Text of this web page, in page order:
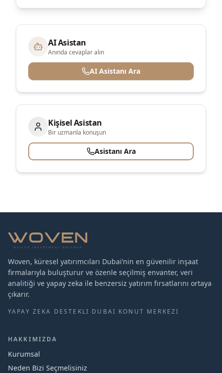
AI Asistan
Anında cevaplar alın
AI Asistanı Ara
Kişisel Asistan
Bir uzmanla konuşun
Asistanı Ara
Woven, küresel yatırımcıları Dubai’nin en güvenilir inşaat
firmalarıyla buluşturur ve özenle seçilmiş envanter, veri
analitiği ve yapay zeka ile benzersiz yatırım fırsatlarını ortaya
çıkarır.
YAPAY ZEKA DESTEKLI DUBAI KONUT MERKEZI
HAKKIMIZDA
Kurumsal
Neden Bizi Seçmelisiniz